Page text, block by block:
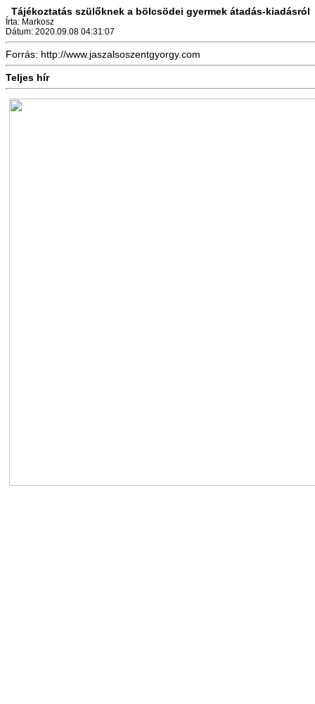
Tájékoztatás szülőknek a bölcsödei gyermek átadás-kiadásról
Írta: Markosz
Dátum: 2020.09.08 04:31:07
Forrás: http://www.jaszalsoszentgyorgy.com
Teljes hír